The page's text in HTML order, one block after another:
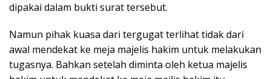
dipakai dalam bukti surat tersebut.
Namun pihak kuasa dari tergugat terlihat tidak dari
awal mendekat ke meja majelis hakim untuk melakukan
tugasnya. Bahkan setelah diminta oleh ketua majelis